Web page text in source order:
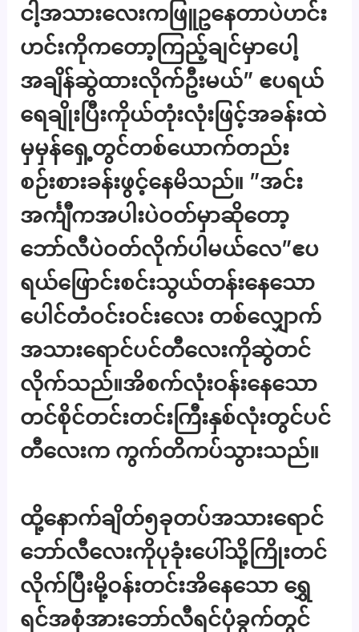
ငါ့အသားလေးကဖြူဥနေတာပဲဟင်း
ဟင်းကိုကတော့ကြည့်ချင်မှာပေါ့
အချိန်ဆွဲထားလိုက်ဦးမယ်” ဧပရယ်
ရေချိုးပြီးကိုယ်တုံးလုံးဖြင့်အခန်းထဲ
မှမှန်ရှေ့တွင်တစ်ယောက်တည်း
စဉ်းစားခန်းဖွင့်နေမိသည်။ ”အင်း
အင်္ကျီကအပါးပဲဝတ်မှာဆိုတော့
ဘော်လီပဲဝတ်လိုက်ပါမယ်လေ”ဧပ
ရယ်ဖြောင်းစင်းသွယ်တန်းနေသော
ပေါင်တံဝင်းဝင်းလေး တစ်လျှောက်
အသားရောင်ပင်တီလေးကိုဆွဲတင်
လိုက်သည်။အိစက်လုံးဝန်းနေသော
တင်စိုင်တင်းတင်းကြီးနှစ်လုံးတွင်ပင်
တီလေးက ကွက်တိကပ်သွားသည်။
ထို့နောက်ချိတ်၅ခုတပ်အသားရောင်
ဘော်လီလေးကိုပုခုံးပေါ်သို့ကြိုးတင်
လိုက်ပြီးမို့ဝန်းတင်းအိနေသော ရွှေ
ရင်အစုံအားဘော်လီရင်ပုံခွက်တွင်